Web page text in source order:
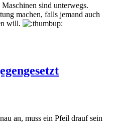
sind unterwegs.
machen, falls jemand auch
will.
an, muss ein Pfeil drauf sein